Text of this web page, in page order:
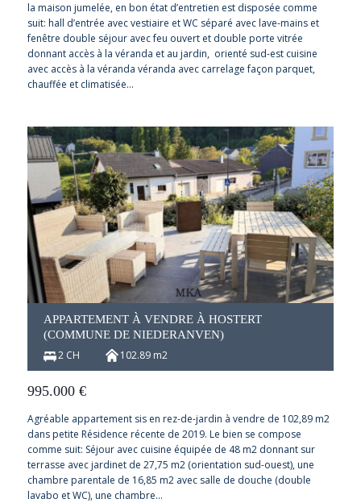
la maison jumelée, en bon état d’entretien est disposée comme
suit: hall d’entrée avec vestiaire et WC séparé avec lave-mains et
fenêtre double séjour avec feu ouvert et double porte vitrée
donnant accès à la véranda et au jardin, orienté sud-est cuisine
avec accès à la véranda véranda avec carrelage façon parquet,
chauffée et climatisée…
APPARTEMENT À VENDRE À HOSTERT
(COMMUNE DE NIEDERANVEN)
2 CH 102.89 m2
995.000€
Agréable appartement sis en rez-de-jardin à vendre de 102,89 m2
dans petite Résidence récente de 2019. Le bien se compose
comme suit: Séjour avec cuisine équipée de 48 m2 donnant sur
terrasse avec jardinet de 27,75 m2 (orientation sud-ouest), une
chambre parentale de 16,85 m2 avec salle de douche (double
lavabo et WC), une chambre…